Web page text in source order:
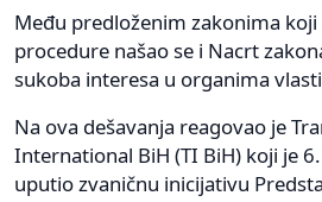
Među predloženim zakonima
procedure našao se i Nacrt
sukoba interesa u organima
Na ova dešavanja reagovao je
International BiH (TI BiH) koji je
uputio zvaničnu inicijativu